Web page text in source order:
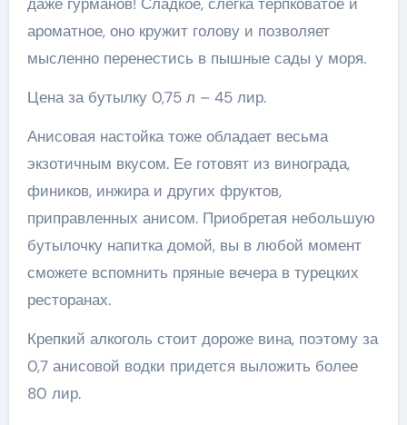
ароматное, оно кружит голову и позволяет
мысленно перенестись в пышные сады у моря.
Цена за бутылку 0,75 л – 45 лир.
Анисовая настойка тоже обладает весьма
экзотичным вкусом. Ее готовят из винограда,
фиников, инжира и других фруктов,
приправленных анисом. Приобретая небольшую
бутылочку напитка домой, вы в любой момент
сможете вспомнить пряные вечера в турецких
ресторанах.
Крепкий алкоголь стоит дороже вина, поэтому за
0,7 анисовой водки придется выложить более
80 лир.